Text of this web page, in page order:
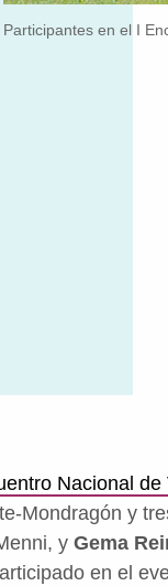
Participantes en el I
Nacional
Mondragón y
y Gema
en el